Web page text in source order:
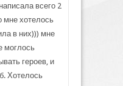
всего 2
мне хотелось
в них))) мне
моглось
героев, и
Хотелось